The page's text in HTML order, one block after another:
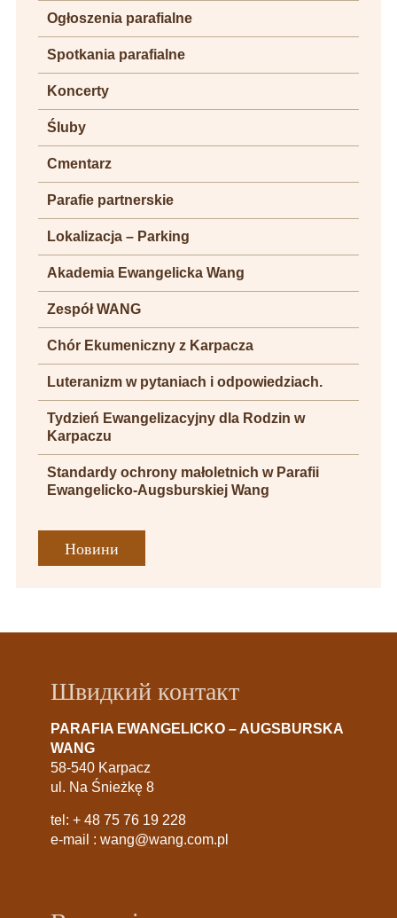
Ogłoszenia parafialne
Spotkania parafialne
Koncerty
Śluby
Cmentarz
Parafie partnerskie
Lokalizacja – Parking
Akademia Ewangelicka Wang
Zespół WANG
Chór Ekumeniczny z Karpacza
Luteranizm w pytaniach i odpowiedziach.
Tydzień Ewangelizacyjny dla Rodzin w
Karpaczu
Standardy ochrony małoletnich w Parafii
Ewangelicko-Augsburskiej Wang
Новини
Швидкий контакт
PARAFIA EWANGELICKO – AUGSBURSKA
WANG
58-540 Karpacz
ul. Na Śnieżkę 8
tel: + 48 75 76 19 228
e-mail : wang@wang.com.pl